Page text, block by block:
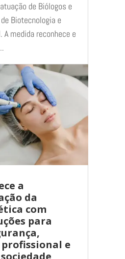
de Biólogos e
Biotecnologia e
A medida reconhece e
a
da
com
para
e